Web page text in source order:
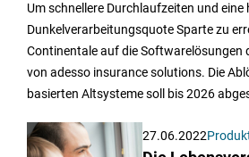
Um schnellere Durchlaufzeiten und eine
Dunkelverarbeitungsquote Sparte zu
Continentale auf die Softwarelösungen
von adesso insurance solutions. Die
basierten Altsysteme soll bis 2026
27.06.2022